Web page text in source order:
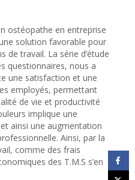
ostéopathe en entreprise
solution favorable pour
de travail. La série d’étude
questionnaires, nous a
une satisfaction et une
employés, permettant
de vie et productivité
implique une
ainsi une augmentation
Ainsi, par la
comme des frais
des T.M.S s’en